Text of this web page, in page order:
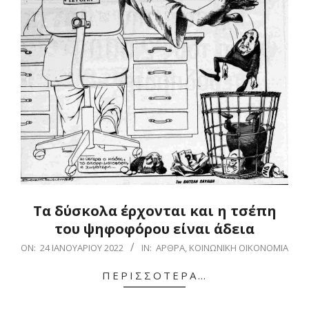
Τα δύσκολα έρχονται και η τσέπη
του ψηφοφόρου είναι άδεια
2022-
ON: 24 ΙΑΝΟΥΑΡΊΟΥ 2022 IN: ΆΡΘΡΑ, ΚΟΙΝΩΝΙΚΉ ΟΙΚΟΝΟΜΊΑ
ΠΕΡΙΣΣΌΤΕΡΑ…